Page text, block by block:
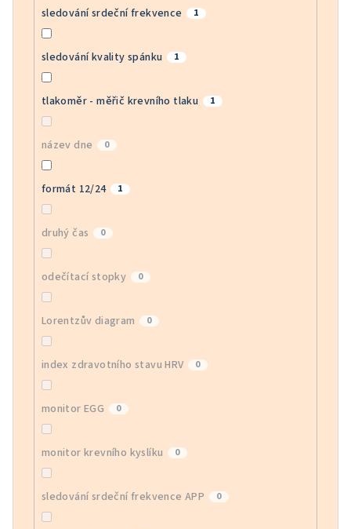
sledování srdeční frekvence 1
sledování kvality spánku 1
tlakoměr - měřič krevního tlaku 1
název dne 0
formát 12/24 1
druhý čas 0
odečítací stopky 0
Lorentzův diagram 0
index zdravotního stavu HRV 0
monitor EGG 0
monitor krevního kyslíku 0
sledování srdeční frekvence APP 0